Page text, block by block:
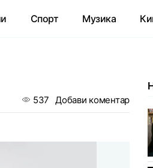
Спорт Музика
537 Добави коментар